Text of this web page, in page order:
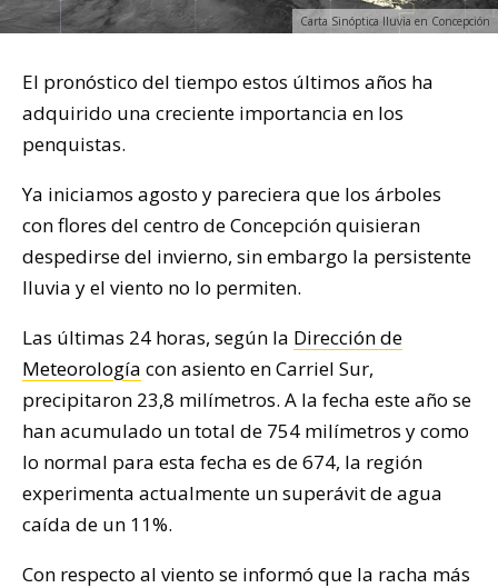
Carta Sinóptica lluvia en Concepción
El pronóstico del tiempo estos últimos años ha
adquirido una creciente importancia en los
penquistas.
Ya iniciamos agosto y pareciera que los árboles
con flores del centro de Concepción quisieran
despedirse del invierno, sin embargo la persistente
lluvia y el viento no lo permiten.
Las últimas 24 horas, según la Dirección de
Meteorología con asiento en Carriel Sur,
precipitaron 23,8 milímetros. A la fecha este año se
han acumulado un total de 754 milímetros y como
lo normal para esta fecha es de 674, la región
experimenta actualmente un superávit de agua
caída de un 11%.
Con respecto al viento se informó que la racha más